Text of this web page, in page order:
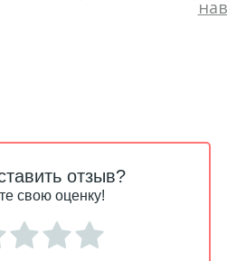
отзыв?
свою оценку!